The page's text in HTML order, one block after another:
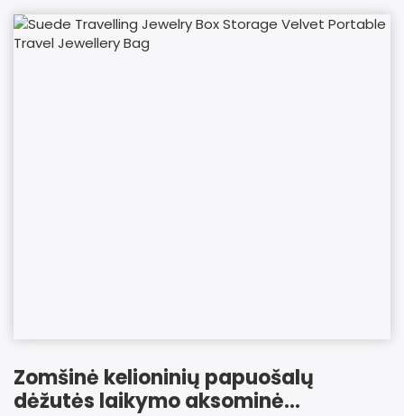
Zomšinė kelioninių papuošalų
dėžutės laikymo aksominė